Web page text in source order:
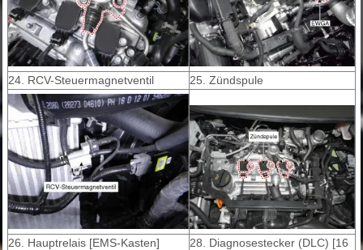
24. RCV-Steuermagnetventil 25. Zündspule
26. Hauptrelais [EMS-Kasten]
28. Diagnosestecker (DLC) [16